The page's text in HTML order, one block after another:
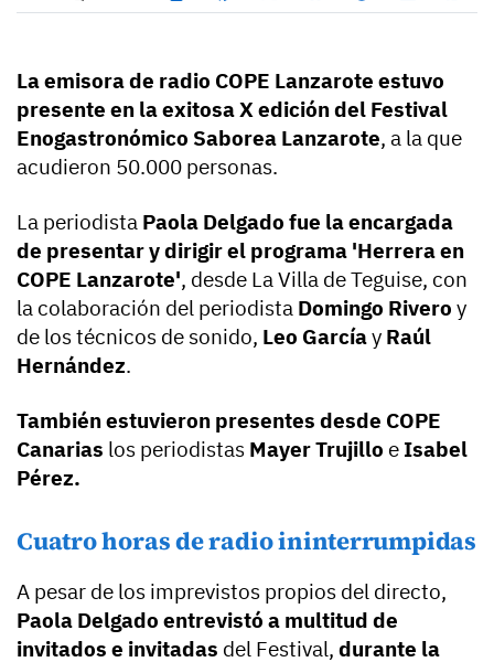
La emisora de radio COPE Lanzarote estuvo
presente en la exitosa X edición del Festival
Enogastronómico Saborea Lanzarote, a la que
acudieron 50.000 personas.
La periodista Paola Delgado fue la encargada
de presentar y dirigir el programa 'Herrera en
COPE Lanzarote', desde La Villa de Teguise, con
la colaboración del periodista Domingo Rivero y
de los técnicos de sonido, Leo Garcíay Raúl
Hernández.
También estuvieron presentes desde COPE
Canarias los periodistas Mayer Trujillo e Isabel
Pérez.
Cuatro horas de radio ininterrumpidas
A pesar de los imprevistos propios del directo,
Paola Delgado entrevistó a multitud de
invitados e invitadas del Festival, durante la